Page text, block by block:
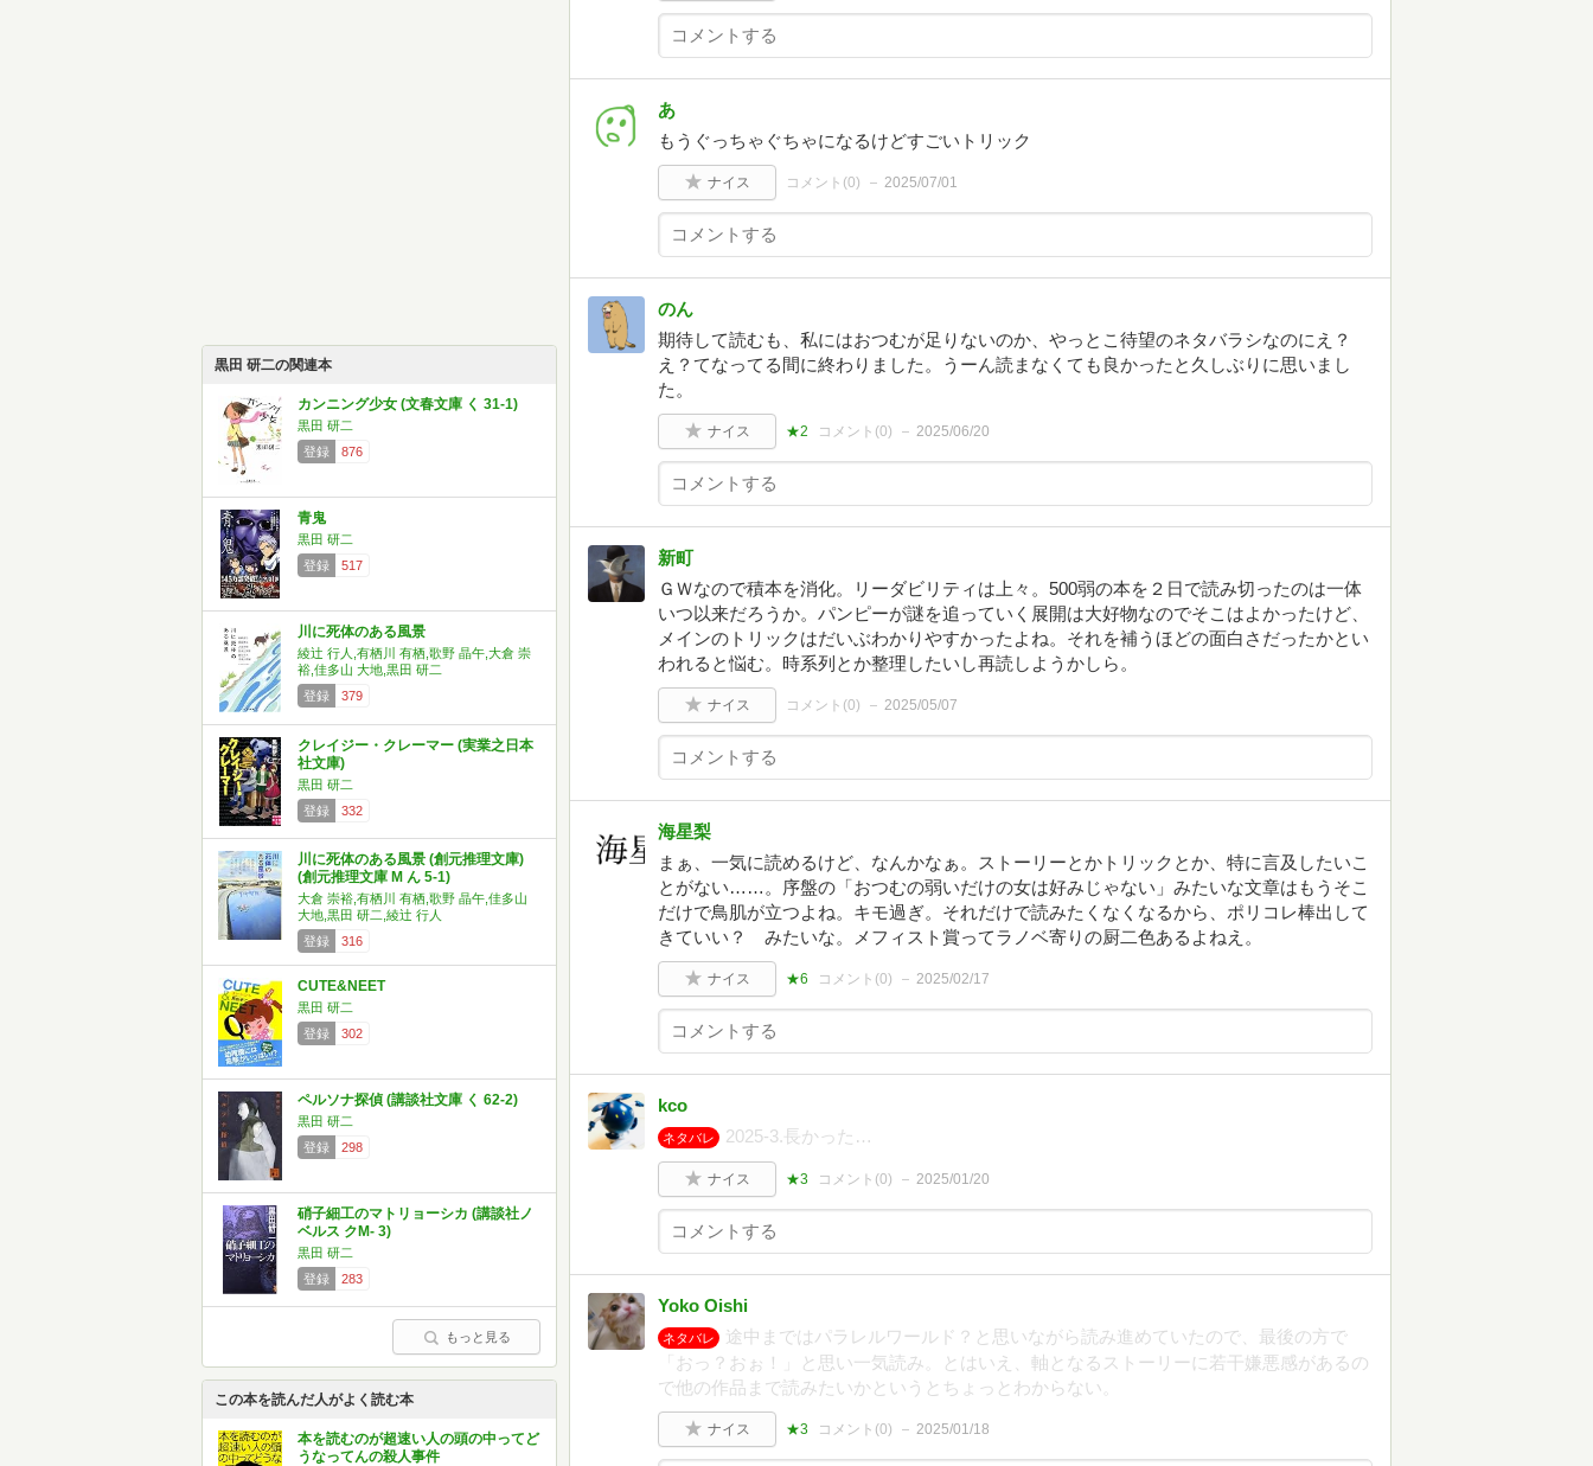
黒田 研二の関連本
カンニング少女 (文春文庫 く 31-1)
黒田 研二
登録
876
青鬼
黒田 研二
登録
517
川に死体のある風景
綾辻 行人,有栖川 有栖,歌野 晶午,大倉 崇
裕,佳多山 大地,黒田 研二
登録
379
クレイジー・クレーマー (実業之日本
社文庫)
黒田 研二
登録
332
川に死体のある風景 (創元推理文庫)
(創元推理文庫 M ん 5-1)
大倉 崇裕,有栖川 有栖,歌野 晶午,佳多山
大地,黒田 研二,綾辻 行人
登録
316
CUTE&NEET
黒田 研二
登録
302
ペルソナ探偵 (講談社文庫 く 62-2)
黒田 研二
登録
298
硝子細工のマトリョーシカ (講談社ノ
ベルス クM- 3)
黒田 研二
登録
283
もっと見る
この本を読んだ人がよく読む本
本を読むのが超速い人の頭の中ってど
うなってんの殺人事件
あ
もうぐっちゃぐちゃになるけどすごいトリック
ナイス コメント(0) 2025/07/01
のん
期待して読むも、私にはおつむが足りないのか、やっとこ待望のネタバラシなのにえ？
え？てなってる間に終わりました。うーん読まなくても良かったと久しぶりに思いまし
た。
ナイス ★2 コメント(0) 2025/06/20
新町
ＧＷなので積本を消化。リーダビリティは上々。500弱の本を２日で読み切ったのは一体
いつ以来だろうか。パンピーが謎を追っていく展開は大好物なのでそこはよかったけど、
メインのトリックはだいぶわかりやすかったよね。それを補うほどの面白さだったかとい
われると悩む。時系列とか整理したいし再読しようかしら。
ナイス コメント(0) 2025/05/07
海星梨
まぁ、一気に読めるけど、なんかなぁ。ストーリーとかトリックとか、特に言及したいこ
とがない……。序盤の「おつむの弱いだけの女は好みじゃない」みたいな文章はもうそこ
だけで鳥肌が立つよね。キモ過ぎ。それだけで読みたくなくなるから、ポリコレ棒出して
きていい？ みたいな。メフィスト賞ってラノベ寄りの厨二色あるよねえ。
ナイス ★6 コメント(0) 2025/02/17
kco
ネタバレ 2025-3.長かった…
ナイス ★3 コメント(0) 2025/01/20
Yoko Oishi
ネタバレ
途中まではパラレルワールド？と思いながら読み進めていたので、最後の方で
「おっ？おぉ！」と思い一気読み。とはいえ、軸となるストーリーに若干嫌悪感があるの
で他の作品まで読みたいかというとちょっとわからない。
ナイス ★3 コメント(0) 2025/01/18